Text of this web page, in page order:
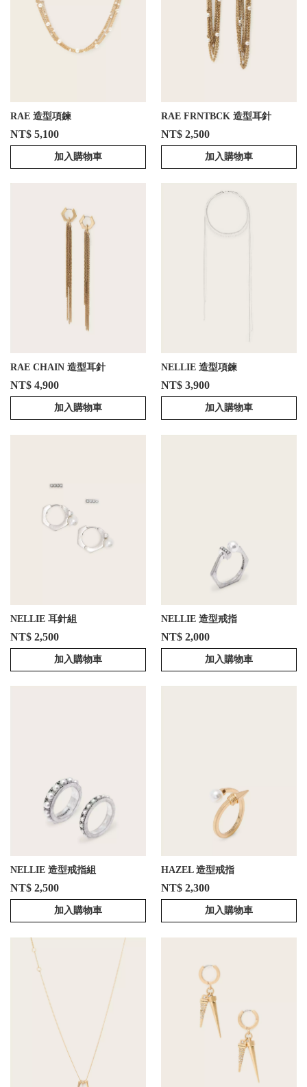
RAE 造型項鍊
NT$ 5,100
加入購物車
RAE FRNTBCK 造型耳針
NT$ 2,500
加入購物車
RAE CHAIN 造型耳針
NT$ 4,900
加入購物車
NELLIE 造型項鍊
NT$ 3,900
加入購物車
NELLIE 耳針組
NT$ 2,500
加入購物車
NELLIE 造型戒指
NT$ 2,000
加入購物車
NELLIE 造型戒指組
NT$ 2,500
加入購物車
HAZEL 造型戒指
NT$ 2,300
加入購物車